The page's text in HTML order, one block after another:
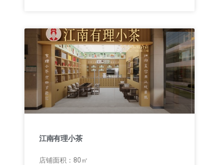
江南有理小茶
店铺面积：80㎡